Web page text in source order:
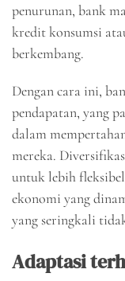
penurunan, bank
kredit konsumsi
berkembang.
Dengan cara ini,
pendapatan, yang
dalam
mereka.
untuk lebih
ekonomi yang
yang seringkali
Adaptasi